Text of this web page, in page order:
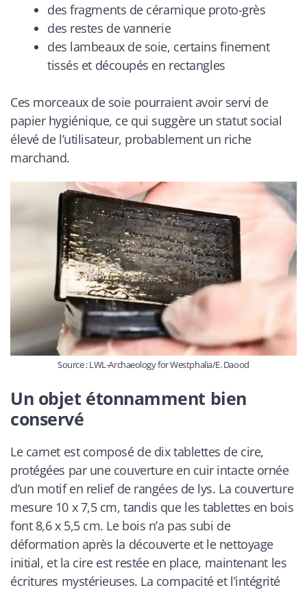
des fragments de céramique proto-grès
des restes de vannerie
des lambeaux de soie, certains finement
tissés et découpés en rectangles
Ces morceaux de soie pourraient avoir servi de
papier hygiénique, ce qui suggère un statut social
élevé de l’utilisateur, probablement un riche
marchand.
Source : LWL-Archaeology for Westphalia/E. Daood
Un objet étonnamment bien
conservé
Le carnet est composé de dix tablettes de cire,
protégées par une couverture en cuir intacte ornée
d’un motif en relief de rangées de lys. La couverture
mesure 10 x 7,5 cm, tandis que les tablettes en bois
font 8,6 x 5,5 cm. Le bois n’a pas subi de
déformation après la découverte et le nettoyage
initial, et la cire est restée en place, maintenant les
écritures mystérieuses. La compacité et l’intégrité